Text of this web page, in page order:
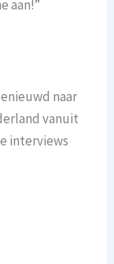
aan!”
naar
vanuit
interviews